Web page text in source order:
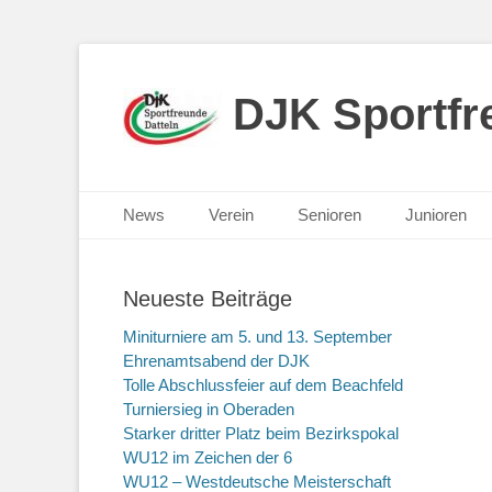
DJK
Primäres Menü
Inhalt
News Verein Senioren Junioren
Neueste Beiträge
Miniturniere am 5. und 13. September
Ehrenamtsabend der DJK
Tolle Abschlussfeier auf dem Beachfeld
Turniersieg in Oberaden
Starker dritter Platz beim Bezirkspokal
WU12 im Zeichen der 6
WU12 – Westdeutsche Meisterschaft